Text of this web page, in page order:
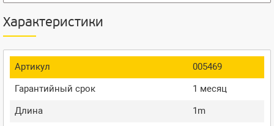
Характеристики
Артикул
005469
Гарантийный срок
1 месяц
Длина
1m